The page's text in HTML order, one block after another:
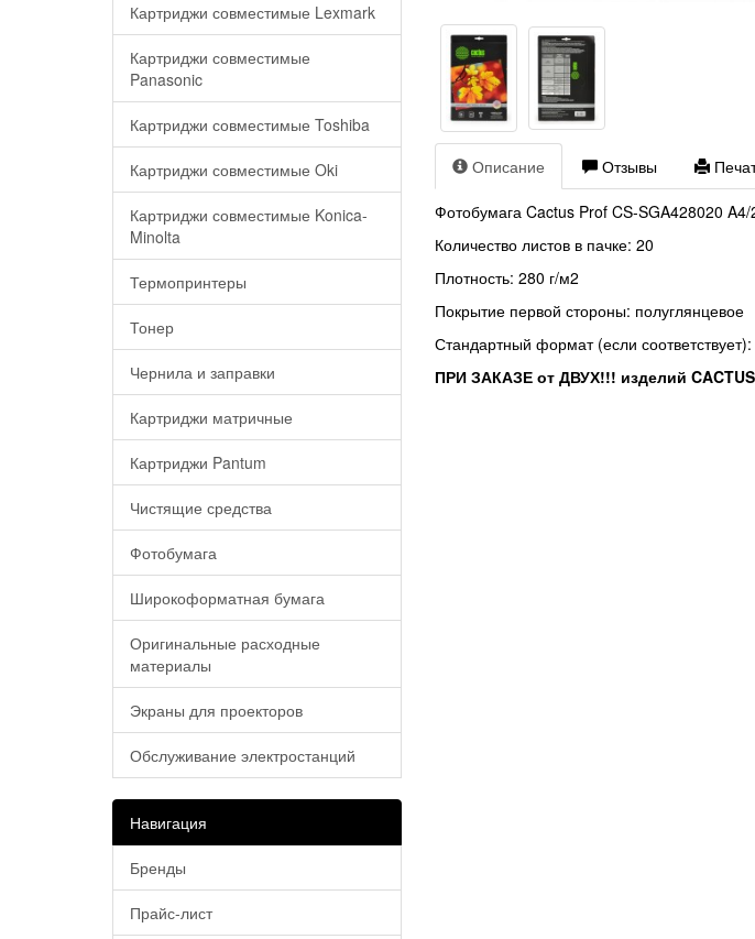
Картриджи совместимые Lexmark
Картриджи совместимые
Panasonic
Картриджи совместимые Toshiba
Картриджи совместимые Oki
Картриджи совместимые Konica-
Minolta
Термопринтеры
Тонер
Чернила и заправки
Картриджи матричные
Картриджи Pantum
Чистящие средства
Фотобумага
Широкоформатная бумага
Оригинальные расходные
материалы
Экраны для проекторов
Обслуживание электростанций
Навигация
Бренды
Прайс-лист
Описание Отзывы
Фотобумага Cactus Prof CS-SGA428020
Количество листов в пачке: 20
Плотность: 280 г/м2
Покрытие первой стороны: полуглянцевое
Стандартный формат (если
ПРИ ЗАКАЗЕ от ДВУХ!!! изделий CACTUS